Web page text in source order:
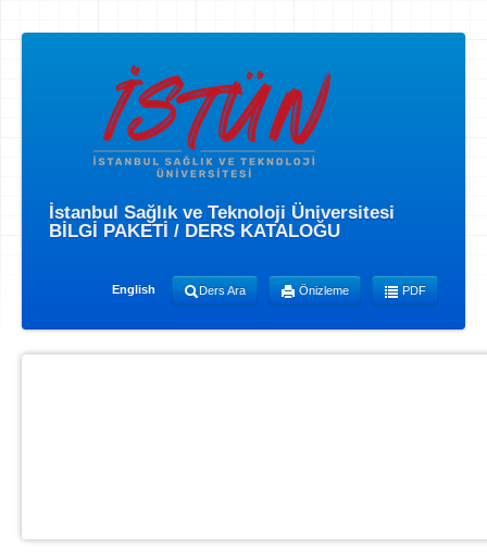
İstanbul Sağlık ve Teknoloji Üniversitesi
BİLGİ PAKETİ / DERS KATALOĞU
English Ders Ara Önizleme PDF